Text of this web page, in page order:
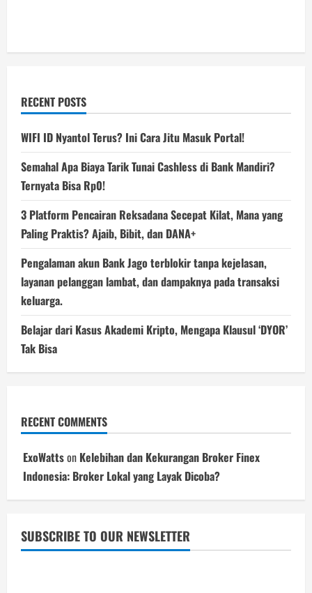
RECENT POSTS
WIFI ID Nyantol Terus? Ini Cara Jitu Masuk Portal!
Semahal Apa Biaya Tarik Tunai Cashless di Bank Mandiri?
Ternyata Bisa Rp0!
3 Platform Pencairan Reksadana Secepat Kilat, Mana yang
Paling Praktis? Ajaib, Bibit, dan DANA+
Pengalaman akun Bank Jago terblokir tanpa kejelasan,
layanan pelanggan lambat, dan dampaknya pada transaksi
keluarga.
Belajar dari Kasus Akademi Kripto, Mengapa Klausul ‘DYOR’
Tak Bisa
RECENT COMMENTS
ExoWattson Kelebihan dan Kekurangan Broker Finex
Indonesia: Broker Lokal yang Layak Dicoba?
SUBSCRIBE TO OUR NEWSLETTER